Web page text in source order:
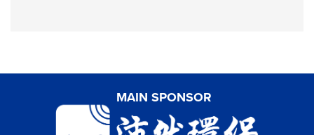
MAIN SPONSOR